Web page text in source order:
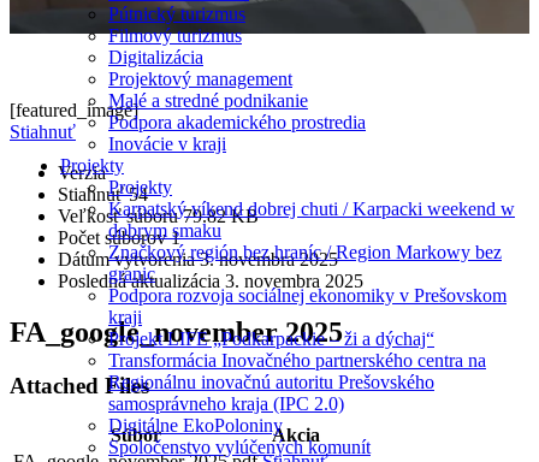
Pútnický turizmus
Filmový turizmus
Digitalizácia
Projektový management
Malé a stredné podnikanie
Podpora akademického prostredia
Inovácie v kraji
Projekty
Projekty
Karpatský víkend dobrej chuti / Karpacki weekend w
dobrym smaku
Značkový región bez hraníc / Region Markowy bez
granic
Podpora rozvoja sociálnej ekonomiky v Prešovskom
kraji
Projekt LIFE „Podkarpackie – ži a dýchaj“
Transformácia Inovačného partnerského centra na
Regionálnu inovačnú autoritu Prešovského
samosprávneho kraja (IPC 2.0)
Digitálne EkoPoloniny
Spoločenstvo vylúčených komunít
[featured_image]
Stiahnuť
Verzia
Stiahnuť54
Veľkosť súboru79.82 KB
Počet súborov1
Dátum vytvorenia3. novembra 2025
Posledná aktualizácia 3. novembra 2025
FA_google_november 2025
Attached Files
Súbor
Akcia